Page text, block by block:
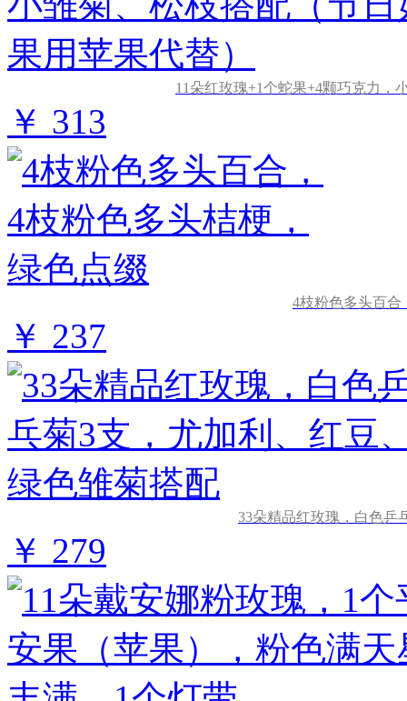
11朵红玫瑰+1个蛇果+4颗巧克力，
￥ 313
4枝粉色多头百合
￥ 237
33朵精品红玫瑰，白色乒
￥ 279